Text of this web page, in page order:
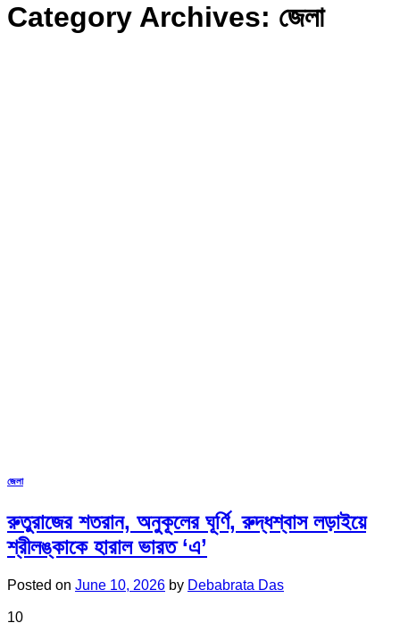
Category Archives: জেলা
জেলা
রুতুরাজের শতরান, অনুকূলের ঘূর্ণি, রুদ্ধশ্বাস লড়াইয়ে
শ্রীলঙ্কাকে হারাল ভারত ‘এ’
Posted on June 10, 2026 by Debabrata Das
10